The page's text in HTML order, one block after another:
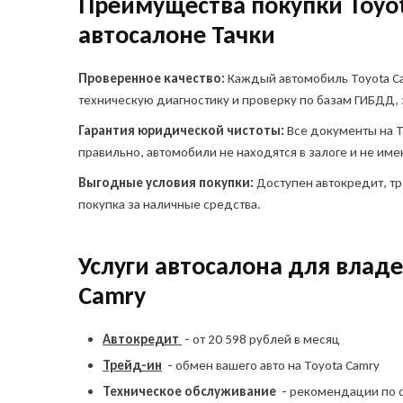
автосалоне Тачки
Проверенное качество: Каждый автомобиль Toyota
техническую диагностику и проверку по базам ГИБДД,
Гарантия юридической чистоты: Все документы на
правильно, автомобили не находятся в залоге и не
Выгодные условия покупки: Доступен автокредит,
покупка за наличные средства.
Услуги автосалона для
Camry
Автокредит - от 20 598 рублей в месяц
Трейд-ин - обмен вашего авто на Toyota Camry
Техническое обслуживание - рекомендации по